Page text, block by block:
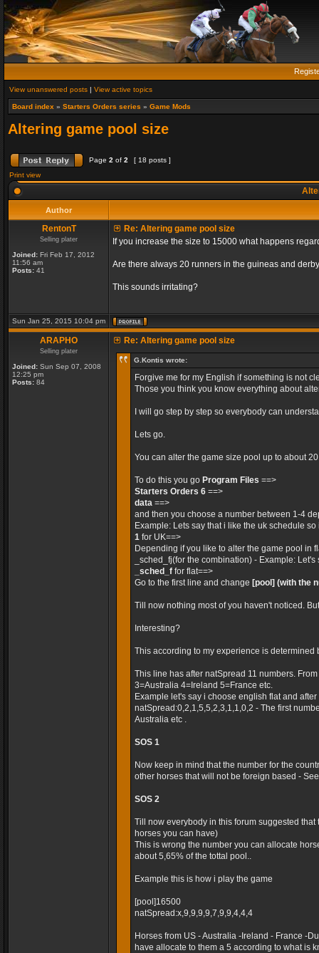
View unanswered posts | View active topics
Board index » Starters Orders series » Game Mods
Altering game pool size
Page 2 of 2
[ 18 posts ]
Print view
Author
RentonT
Selling plater
Joined: Fri Feb 17, 2012
11:56 am
Posts: 41
Re: Altering game pool size
If you increase the size to 15000 what happens
Are there always 20 runners in the guineas and
This sounds irritating?
Sun Jan 25, 2015 10:04 pm
ARAPHO
Selling plater
Joined: Sun Sep 07, 2008
12:25 pm
Posts: 84
Re: Altering game pool size
G.Kontis wrote:
Forgive me for my English if something is not
Those you think you know everything about
I will go step by step so everybody can
Lets go.
You can alter the game size pool up to about
To do this you go Program Files ==>
Starters Orders 6 ==>
data ==>
and then you choose a number between 1-4
Example: Lets say that i like the uk schedule so
1 for UK==>
Depending if you like to alter the game pool in
_sched_fj(for the combination) - Example:
_sched_f for flat==>
Go to the first line and change [pool] (with the
Till now nothing most of you haven't noticed.
Interesting?
This according to my experience is
This line has after natSpread 11 numbers.
3=Australia 4=Ireland 5=France etc.
Example let's say i choose english flat and
natSpread:0,2,1,5,5,2,3,1,1,0,2 - The first
Australia etc .
SOS 1
Now keep in mind that the number for the
other horses that will not be foreign based -
SOS 2
Till now everybody in this forum suggested
horses you can have)
This is wrong the number you can allocate
about 5,65% of the tottal pool..
Example this is how i play the game
[pool]16500
natSpread:x,9,9,9,9,7,9,9,4,4,4
Horses from US - Australia -Ireland - France -
have allocate to them a 5 according to what is